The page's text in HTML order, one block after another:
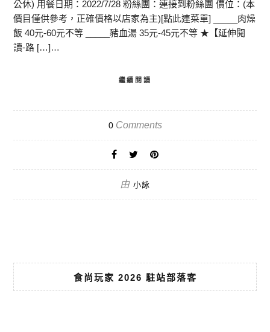
公休) 用餐日期：2022/7/28 粉絲團：連接到粉絲團 價位：(本
價目僅供參考，正確價格以店家為主)[點此連菜單] _____肉燥
飯 40元-60元不等 _____豬血湯 35元-45元不等 ★【延伸閱
讀-路 […]…
繼續閱讀
0Comments
由 小詠
食尚玩家 2026 駐站部落客